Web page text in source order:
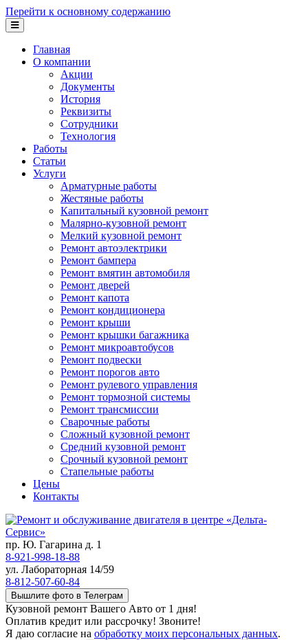
Перейти к основному содержанию
Главная
О компании
Акции
Документы
История
Реквизиты
Сотрудники
Технология
Работы
Статьи
Услуги
Арматурные работы
Жестяные работы
Капитальный кузовной ремонт
Малярно-кузовной ремонт
Мелкий кузовной ремонт
Ремонт автоэлектрики
Ремонт бампера
Ремонт вмятин автомобиля
Ремонт дверей
Ремонт капота
Ремонт кондиционера
Ремонт крыши
Ремонт крышки багажника
Ремонт микроавтобусов
Ремонт подвески
Ремонт порогов авто
Ремонт рулевого управления
Ремонт тормозной системы
Ремонт трансмиссии
Сварочные работы
Сложный кузовной ремонт
Средний кузовной ремонт
Срочный кузовной ремонт
Стапельные работы
Цены
Контакты
пр. Ю. Гагарина д. 1
8-921-998-18-88
ул. Лабораторная 14/59
8-812-507-60-84
Вышлите фото в Телеграм
Кузовной ремонт Вашего Авто от 1 дня!
Оплатив кредит или рассрочку! Звоните!
Я даю согласие на обработку моих персональных данных.